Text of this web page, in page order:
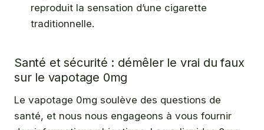
reproduit la sensation d’une cigarette
traditionnelle.
Santé et sécurité : démêler le vrai du faux
sur le vapotage 0mg
Le vapotage 0mg soulève des questions de
santé, et nous nous engageons à vous fournir